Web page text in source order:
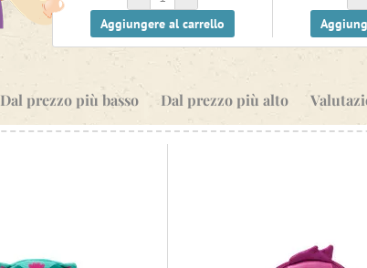
Aggiungere al carrello
Dal prezzo più basso Dal prezzo più alto